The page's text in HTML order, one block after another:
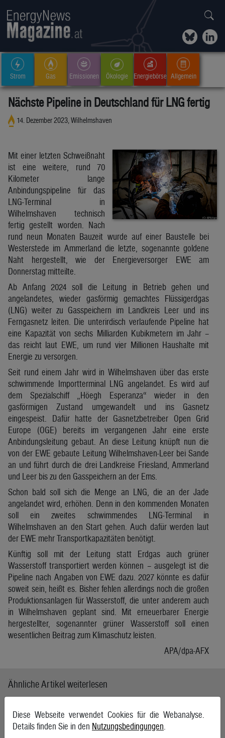
Strom Gas Emissionen Ökologie Energiebörse Allgemein
Nächste Pipeline in Deutschland für LNG fertig
14. Dezember 2023, Wilhelmshaven
Mit einer letzten Schweißnaht
ist eine weitere, rund 70
Kilometer lange
Anbindungspipeline für das
LNG-Terminal in
Wilhelmshaven technisch
fertig gestellt worden. Nach
rund neun Monaten Bauzeit wurde auf einer Baustelle bei
Westerstede im Ammerland die letzte, sogenannte goldene
Naht hergestellt, wie der Energieversorger EWE am
Donnerstag mitteilte.
Ab Anfang 2024 soll die Leitung in Betrieb gehen und
angelandetes, wieder gasförmig gemachtes Flüssigerdgas
(LNG) weiter zu Gasspeichern im Landkreis Leer und ins
Ferngasnetz leiten. Die unterirdisch verlaufende Pipeline hat
eine Kapazität von sechs Milliarden Kubikmetern im Jahr –
das reicht laut EWE, um rund vier Millionen Haushalte mit
Energie zu versorgen.
Seit rund einem Jahr wird in Wilhelmshaven über das erste
schwimmende Importterminal LNG angelandet. Es wird auf
dem Spezialschiff „Höegh Esperanza“ wieder in den
gasförmigen Zustand umgewandelt und ins Gasnetz
eingespeist. Dafür hatte der Gasnetzbetreiber Open Grid
Europe (OGE) bereits im vergangenen Jahr eine erste
Anbindungsleitung gebaut. An diese Leitung knüpft nun die
von der EWE gebaute Leitung Wilhelmshaven-Leer bei Sande
an und führt durch die drei Landkreise Friesland, Ammerland
und Leer bis zu den Gasspeichern an der Ems.
Schon bald soll sich die Menge an LNG, die an der Jade
angelandet wird, erhöhen. Denn in den kommenden Monaten
soll ein zweites schwimmendes LNG-Terminal in
Wilhelmshaven an den Start gehen. Auch dafür werden laut
der EWE mehr Transportkapazitäten benötigt.
Künftig soll mit der Leitung statt Erdgas auch grüner
Wasserstoff transportiert werden können – ausgelegt ist die
Pipeline nach Angaben von EWE dazu. 2027 könnte es dafür
soweit sein, heißt es. Bisher fehlen allerdings noch die großen
Produktionsanlagen für Wasserstoff, die unter anderem auch
in Wilhelmshaven geplant sind. Mit erneuerbarer Energie
hergestellter, sogenannter grüner Wasserstoff soll einen
wesentlichen Beitrag zum Klimaschutz leisten.
APA/dpa-AFX
Ähnliche Artikel weiterlesen
EnBW bestätigt Jahresprognose trotz Gewinnrückgangs
7. August 2026, Karlsruhe
Diese Webseite verwendet Cookies für die Webanalyse.
Details finden Sie in den Nutzungsbedingungen.